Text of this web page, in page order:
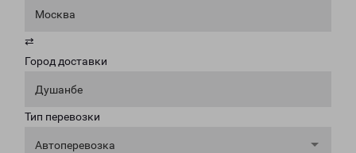
Москва
⇄
Город доставки
Душанбе
Тип перевозки
Автоперевозка